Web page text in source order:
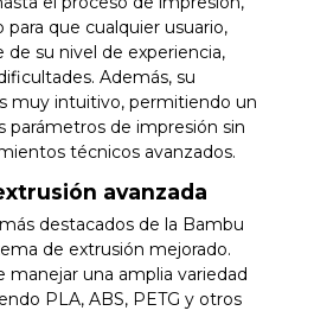
que cualquier usuario,
su nivel de experiencia,
Además, su
muy intuitivo, permitiendo un
parámetros de impresión sin
técnicos avanzados.
avanzada
destacados de la Bambu
de extrusión mejorado.
una amplia variedad
PLA, ABS, PETG y otros